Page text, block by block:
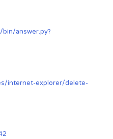
answer.py?
internet-explorer/delete-